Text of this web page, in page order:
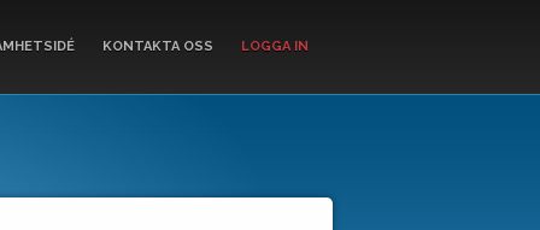
KONTAKTA OSS LOGGA IN